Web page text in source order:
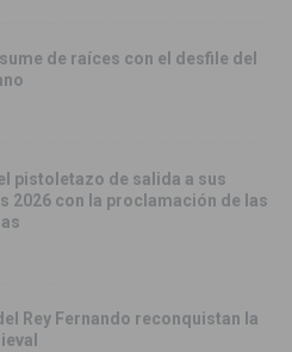
de raíces con el desfile del
pistoletazo de salida a sus
2026 con la proclamación de las
Rey Fernando reconquistan la